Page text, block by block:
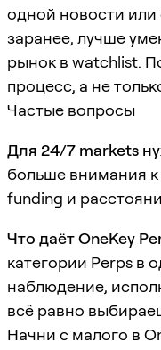
одной новости или
заранее, лучше
рынок в watchlist.
процесс, а не
Частые вопросы
Для 24/7 markets
больше внимания к
funding и
Что даёт OneKey
категории Perps в
наблюдение,
всё равно
Начни с малого в